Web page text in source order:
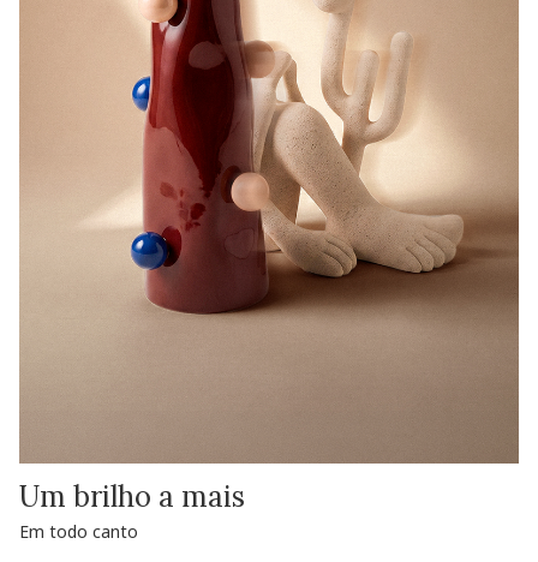
Um brilho a mais
Em todo canto